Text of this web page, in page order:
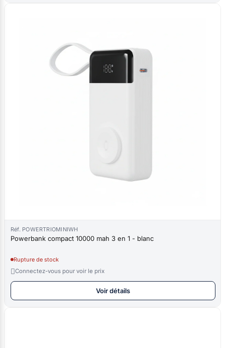
Réf. POWERTRIOMINIWH
Powerbank compact 10000 mah 3 en 1 - blanc
Rupture de stock
Connectez-vous pour voir le prix
Voir détails